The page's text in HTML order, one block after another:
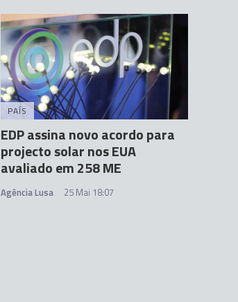
PAÍS
EDP assina novo acordo para
projecto solar nos EUA
avaliado em 258 ME
Agência Lusa 25 Mai 18:07